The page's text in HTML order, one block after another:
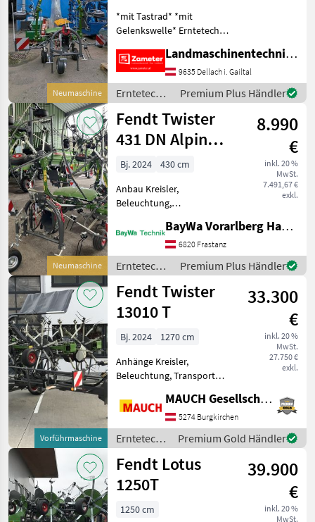
Twister
11008
T
Twister
11010
DN
Twister
6606
DN
TWISTER
8608 DN
MARKTPLATZ
Marktplatz Händlerangebote Kleinanzeigen
Neumaschine
*mit Tastrad* *mit
Gelenkswelle* Erntetechnik
Landmaschinentechnik Zameter Petra
9635 Dellach i. Gailtal
Erntetechnik
Grünland /
Fendt
Premium Plus Händler
Neumaschine
Fendt Twister
431 DN Alpin
Gen2
8.990
€
inkl. 20 %
MwSt.
7.491,67 €
exkl.
Bj. 2024
430 cm
Anbau Kreisler,
Beleuchtung,
Twister Dreipunktanbau
Alpin Tastrad 13/6.50-6
Anbausatz für
Normaltraktoren Kat. I + II
Freilaufgelenkwelle El
BayWa Vorarlberg HandelsGmbH BayWa Technik
6820 Frastanz
Erntetechnik
Grünland /
Fendt
Premium Plus Händler
Vorführmaschine
Fendt Twister
13010 T
33.300
€
inkl. 20 %
MwSt.
27.750 €
exkl.
Bj. 2024
1270 cm
Anhänge Kreisler,
Beleuchtung, Transport
2.94 m Transportbreite - 10
Rotoren - 80 PS
Leistungsbedarf - 5.7 m
Transportlänge - 2160 kg Ei
MAUCH Gesellschaft m.b.H. & Co.KG
5274 Burgkirchen
Erntetechnik
Grünland /
Fendt
Premium Gold Händler
Fendt Lotus
1250T
39.900
€
inkl. 20 %
MwSt.
1250 cm